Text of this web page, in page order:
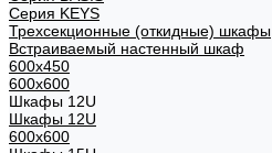
Cерия KEYS
Трехсекционные (откидные) шкафы
Встраиваемый настенный шкаф
600x450
600x600
Шкафы 12U
Шкафы 12U
600x600